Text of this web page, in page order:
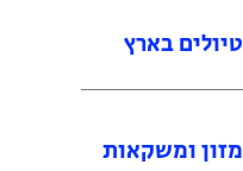
טיולים בארץ
מזון ומשקאות